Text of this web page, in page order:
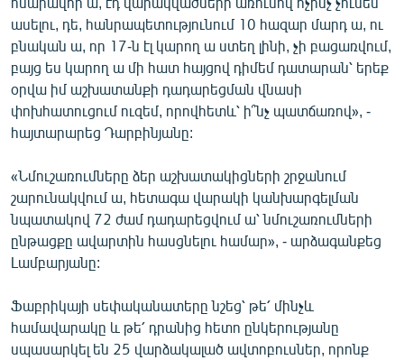
ասելու, դե, հանրապետությունում 10 հազար մարդ ա, ու
բնական ա, որ 17-ն էլ կարող ա ստեղ լինի, չի բացառվում,
բայց ես կարող ա մի հատ հայցով դիմեմ դատարան՝ երեք
օրվա իմ աշխատանքի դադարեցման վնասի
փոխհատուցում ուզեմ, որովհետև՝ ի՞նչ պատճառով», -
հայտարարեց Դարբինյանը:
«Նմուշառումները ձեր աշխատակիցների շրջանում
շարունակվում ա, հետագա վարակի կանխարգելման
նպատակով 72 ժամ դադարեցվում ա՝ նմուշառումների
ընթացքը ավարտին հասցնելու համար», - արձագանքեց
Լամբարյանը:
Ֆաբրիկայի սեփականատերը նշեց՝ թե՛ մինչև
համավարակը և թե՛ դրանից հետո ընկերությանը
սպասարկել են 25 վարձակալած ավտոբուսներ, որոնք